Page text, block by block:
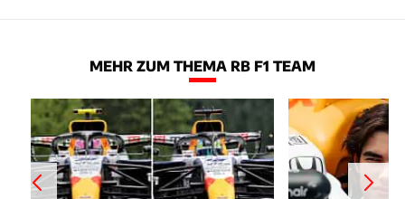
MEHR ZUM THEMA RB F1 TEAM